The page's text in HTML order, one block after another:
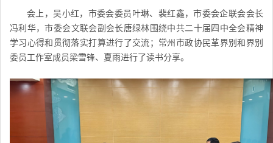
会上，吴小红，市委会委员叶琳、裴红鑫，市委会企联会会长
冯利华，市委会文联会副会长唐绿林围绕中共二十届四中全会精神
学习心得和贯彻落实打算进行了交流； 常州市政协民革界别和界别
委员工作室成员梁雪锋、夏雨进行了读书分享。